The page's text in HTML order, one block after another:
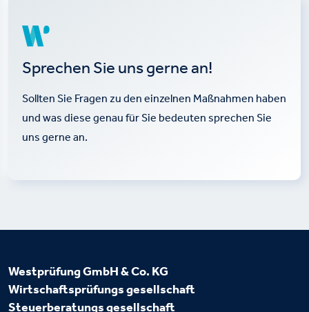
Sprechen Sie uns gerne an!
Sollten Sie Fragen zu den einzelnen Maßnahmen haben
und was diese genau für Sie bedeuten sprechen Sie
uns gerne an.
Westprüfung GmbH & Co. KG
Wirtschaftsprüfungsgesellschaft
Steuerberatungsgesellschaft